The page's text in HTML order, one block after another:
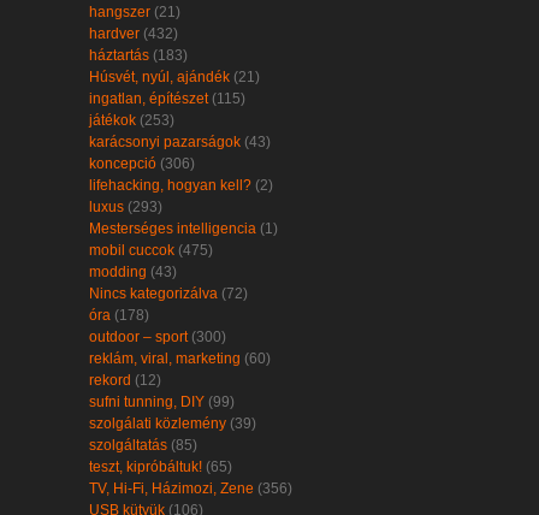
hangszer (21)
hardver (432)
háztartás (183)
Húsvét, nyúl, ajándék (21)
ingatlan, építészet (115)
játékok (253)
karácsonyi pazarságok (43)
koncepció (306)
lifehacking, hogyan kell? (2)
luxus (293)
Mesterséges intelligencia (1)
mobil cuccok (475)
modding (43)
Nincs kategorizálva (72)
óra (178)
outdoor – sport (300)
reklám, viral, marketing (60)
rekord (12)
sufni tunning, DIY (99)
szolgálati közlemény (39)
szolgáltatás (85)
teszt, kipróbáltuk! (65)
TV, Hi-Fi, Házimozi, Zene (356)
USB kütyük (106)